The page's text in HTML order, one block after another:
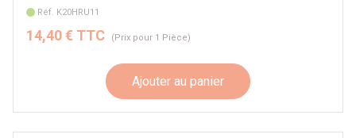
Réf. K20HRU11
14,40 € TTC (Prix pour 1 Pièce)
Ajouter au panier